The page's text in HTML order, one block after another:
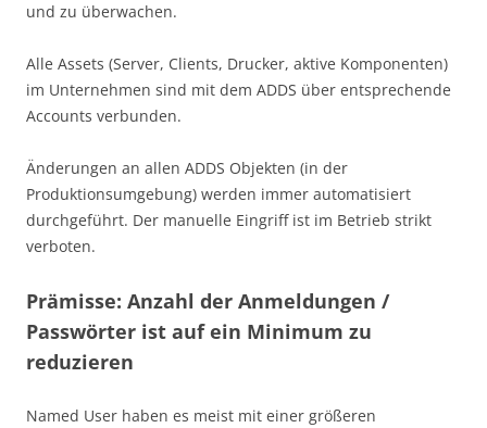
und zu überwachen.
Alle Assets (Server, Clients, Drucker, aktive Komponenten)
im Unternehmen sind mit dem ADDS über entsprechende
Accounts verbunden.
Änderungen an allen ADDS Objekten (in der
Produktionsumgebung) werden immer automatisiert
durchgeführt. Der manuelle Eingriff ist im Betrieb strikt
verboten.
Prämisse: Anzahl der Anmeldungen /
Passwörter ist auf ein Minimum zu
reduzieren
Named User haben es meist mit einer größeren